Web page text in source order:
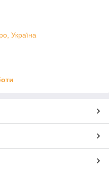
Україна